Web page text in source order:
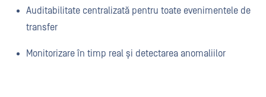
Auditabilitate centralizată pentru toate evenimentele de
transfer
Monitorizare în timp real și detectarea anomaliilor